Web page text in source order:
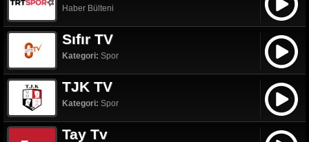
Haber Bülteni
Sıfır TV
Kategori: Spor
TJK TV
Kategori: Spor
Tay Tv